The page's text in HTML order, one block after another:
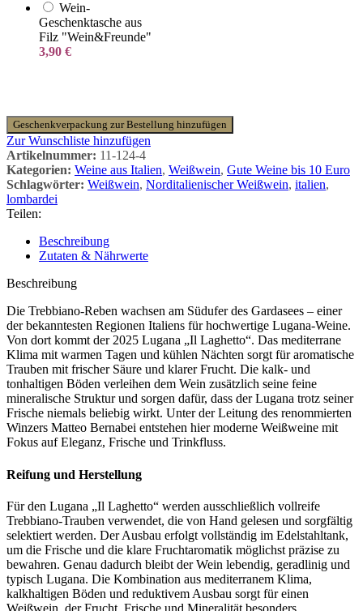
Wein-
Geschenktasche aus
Filz "Wein&Freunde"
3,90 €
Geschenkverpackung zur Bestellung hinzufügen
Zur Wunschliste hinzufügen
Artikelnummer: 11-124-4
Kategorien: Weine aus Italien, Weißwein, Gute Weine bis 10 Euro
Schlagwörter: Weißwein, Norditalienischer Weißwein, italien,
lombardei
Teilen:
Beschreibung
Zutaten & Nährwerte
Beschreibung
Die Trebbiano-Reben wachsen am Südufer des Gardasees – einer
der bekanntesten Regionen Italiens für hochwertige Lugana-Weine.
Von dort kommt der 2025 Lugana „Il Laghetto“. Das mediterrane
Klima mit warmen Tagen und kühlen Nächten sorgt für aromatische
Trauben mit frischer Säure und klarer Frucht. Die kalk- und
tonhaltigen Böden verleihen dem Wein zusätzlich seine feine
mineralische Struktur und sorgen dafür, dass der Lugana trotz seiner
Frische niemals beliebig wirkt. Unter der Leitung des renommierten
Winzers Matteo Bernabei entstehen hier moderne Weißweine mit
Fokus auf Eleganz, Frische und Trinkfluss.
Reifung und Herstellung
Für den Lugana „Il Laghetto“ werden ausschließlich vollreife
Trebbiano-Trauben verwendet, die von Hand gelesen und sorgfältig
selektiert werden. Der Ausbau erfolgt vollständig im Edelstahltank,
um die Frische und die klare Fruchtaromatik möglichst präzise zu
bewahren. Genau dadurch bleibt der Wein lebendig, geradlinig und
typisch Lugana. Die Kombination aus mediterranem Klima,
kalkhaltigen Böden und reduktivem Ausbau sorgt für einen
Weißwein, der Frucht, Frische und Mineralität besonders